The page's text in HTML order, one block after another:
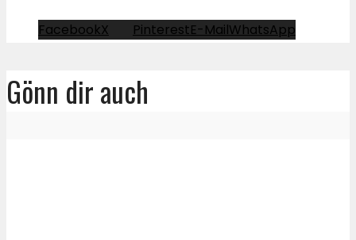
FacebookX PinterestE-MailWhatsApp
Gönn dir auch